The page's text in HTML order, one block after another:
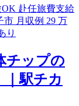
チップの
｜駅チカ